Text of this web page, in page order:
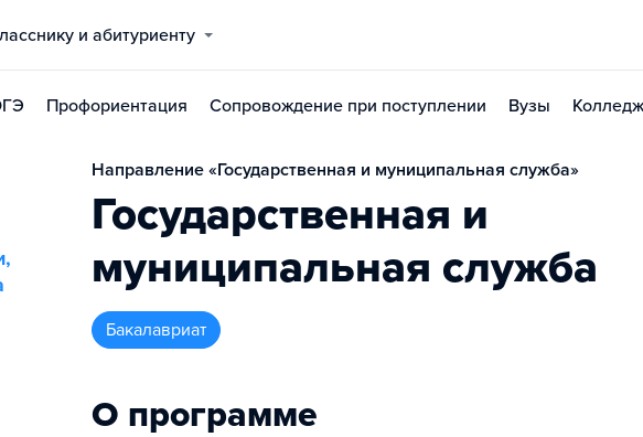
и абитуриенту
Профориентация Сопровождение при поступлении Вузы
Направление «Государственная и муниципальная служба»
Государственная и
муниципальная служба
бакалавриат
О программе